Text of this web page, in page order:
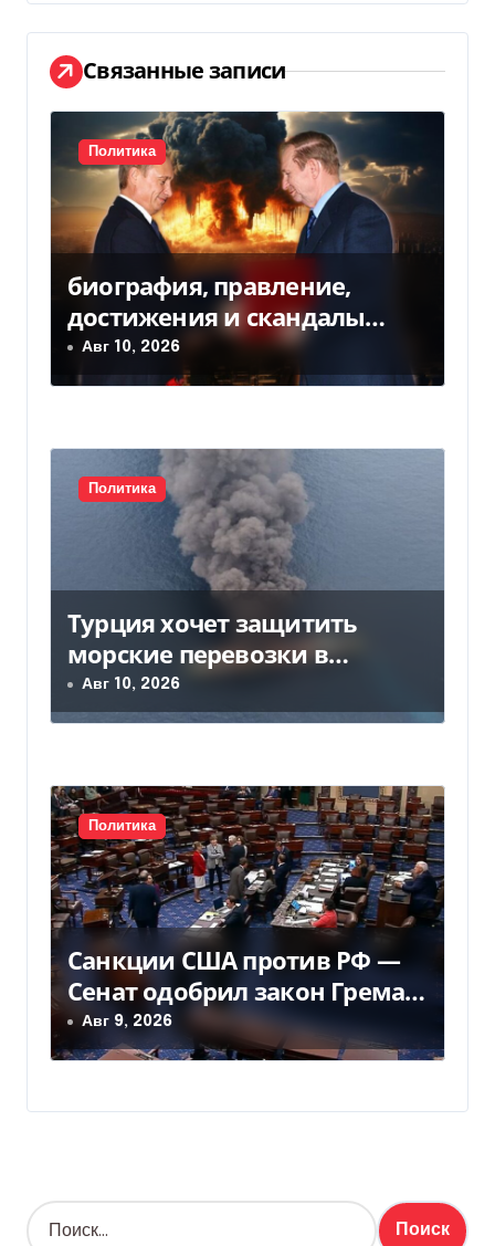
г
а
ц
и
я
п
о
з
а
и
м
Связанные записи
Политика
биография, правление,
достижения и скандалы
второго президента
Украины
Авг 10, 2026
Политика
Турция хочет защитить
морские перевозки в
Черном море: предложение
отправили в Россию
Авг 10, 2026
Политика
Санкции США против РФ —
Сенат одобрил закон Грема
— Фокус
Авг 9, 2026
Н
а